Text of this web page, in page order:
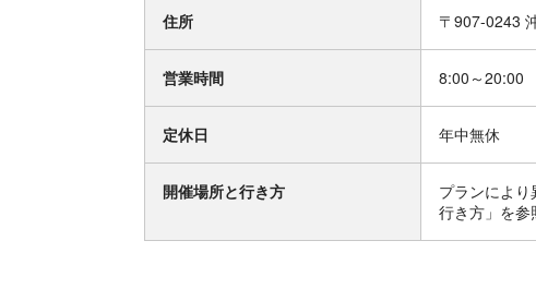
住所 〒907-0243
営業時間 8:00～20:00
定休日 年中無休
開催場所と行き方
プランによ
行き方」を参